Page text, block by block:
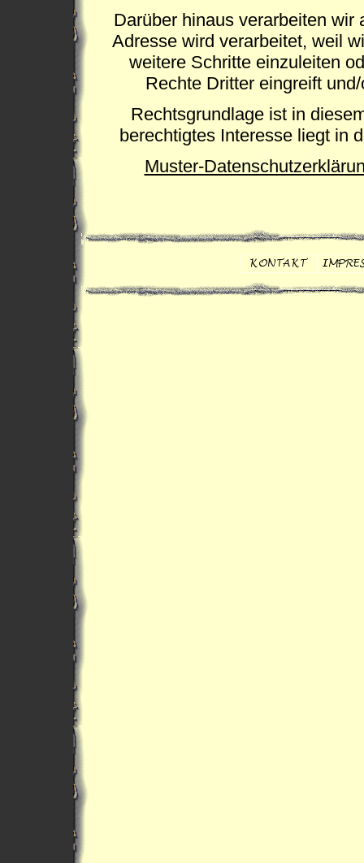
Darüber hinaus verarbeiten
Adresse wird verarbeitet, weil
weitere Schritte einzuleiten
Rechte Dritter eingreift
Rechtsgrundlage ist in
berechtigtes Interesse liegt in
Muster-